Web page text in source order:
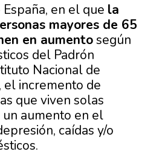
en el que la
mayores de 65
en aumentosegún
del Padrón
Nacional de
el incremento de
que viven solas
aumento en el
caídas y/o